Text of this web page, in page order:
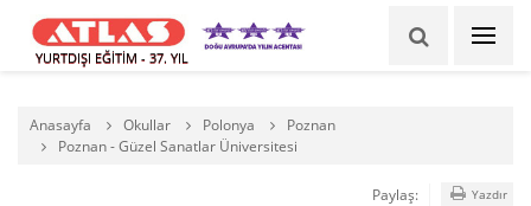
YURTDIŞI EĞİTİM - 37. YIL
Anasayfa Okullar Polonya
Poznan
Poznan - Güzel Sanatlar Üniversitesi
Paylaş: Yazdır